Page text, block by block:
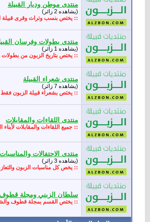
منتدى موطن وديار القبيلة
(يشاهده 2 زائر)
:: يختص بنسب وتراث وقرى قبيلة
منتدى بطولات وفرسان
(يشاهده 1 زائر)
:: يختص بتاريخ الزبون من
منتدى شعراء القبيلة
(يشاهده 7 زائر)
:: يختص بشعراء قبيلة الزبون
منتدى اللقاءات والمقابلات
:: جميع اللقاءات والمقابلات لأبناء
منتدى الاحتفالات
(يشاهده 3 زائر)
:: يخص كل مناسبات الزبون
سلطان الزبني ومجلة
:: يختص القسم بمجلة قطوف